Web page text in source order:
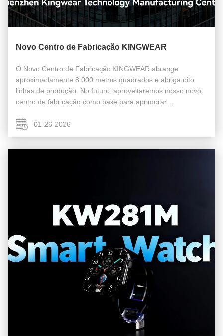
Novo Centro de Fabricação KINGWEAR
O Novo Centro de Fabricação KINGWEAR abrange
aproximadamente 8.000 metros quadrados e abriga oito
linhas de produção. No futuro, aproveitaremos nosso novo
centro de fabricação como base para aprimorar
juntos para construir uma parceria mais ...
01-26-2026